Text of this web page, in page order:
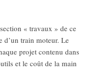
« travaux » de ce
d’un train moteur. Le
projet contenu dans
et le coût de la main